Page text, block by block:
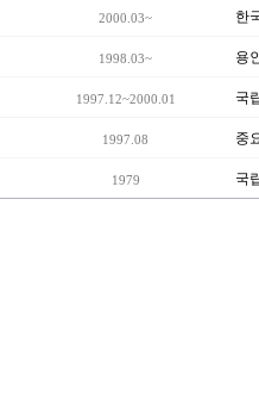
2000.03~ 한
1998.03~ 용
1997.12~2000.01 국
1997.08 중
1979 국
-폴